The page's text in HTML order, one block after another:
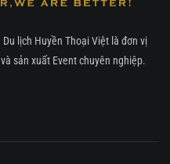
lịch Huyền Thoại Việt là đơn vị
sản xuất Event chuyên nghiệp.